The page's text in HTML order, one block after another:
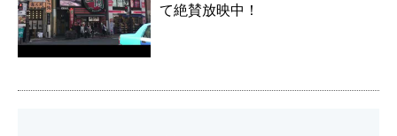
て絶賛放映中！